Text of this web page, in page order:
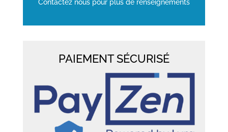
Contactez nous pour plus de renseignements
PAIEMENT SÉCURISÉ